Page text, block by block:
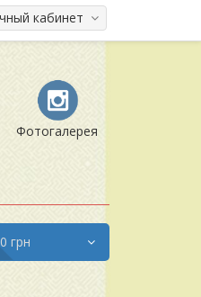
кабинет
Фотогалерея
0 грн